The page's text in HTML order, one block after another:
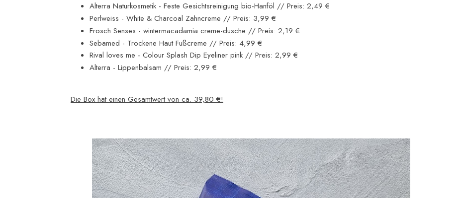
Alterra Naturkosmetik - Feste Gesichtsreinigung bio-Hanföl // Preis: 2,49 €
Perlweiss - White & Charcoal Zahncreme // Preis: 3,99 €
Frosch Senses - wintermacadamia creme-dusche // Preis: 2,19 €
Sebamed - Trockene Haut Fußcreme // Preis: 4,99 €
Rival loves me - Colour Splash Dip Eyeliner pink // Preis: 2,99 €
Alterra - Lippenbalsam // Preis: 2,99 €
Die Box hat einen Gesamtwert von ca. 39,80 €!